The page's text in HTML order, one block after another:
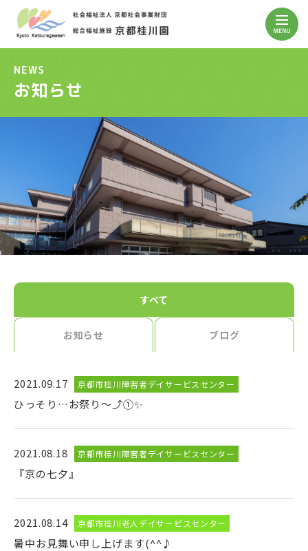
NEWS
お知らせ
すべて
お知らせ ブログ
2021.09.17 京都市桂川障害者デイサービスセンター
ひっそり…お祭り～⤴①✨
2021.08.18 京都市桂川障害者デイサービスセンター
『京の七夕』
2021.08.14 京都市桂川老人デイサービスセンター
暑中お見舞い申し上げます(^^♪